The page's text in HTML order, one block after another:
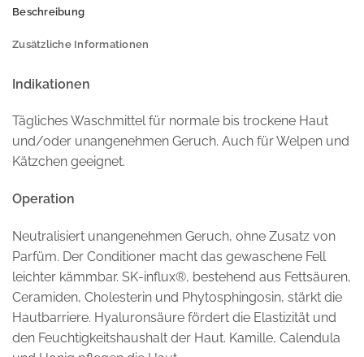
Beschreibung
Zusätzliche Informationen
Indikationen
Tägliches Waschmittel für normale bis trockene Haut
und/oder unangenehmen Geruch. Auch für Welpen und
Kätzchen geeignet.
Operation
Neutralisiert unangenehmen Geruch, ohne Zusatz von
Parfüm. Der Conditioner macht das gewaschene Fell
leichter kämmbar. SK-influx®, bestehend aus Fettsäuren,
Ceramiden, Cholesterin und Phytosphingosin, stärkt die
Hautbarriere. Hyaluronsäure fördert die Elastizität und
den Feuchtigkeitshaushalt der Haut. Kamille, Calendula